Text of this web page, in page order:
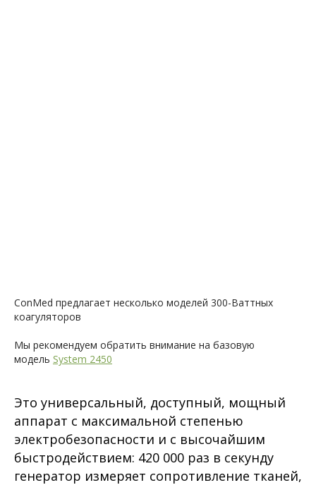
ConMed предлагает несколько моделей 300-Ваттных
коагуляторов
Мы рекомендуем обратить внимание на базовую
модель System 2450
Это универсальный, доступный, мощный
аппарат с максимальной степенью
электробезопасности и с высочайшим
быстродействием: 420 000 раз в секунду
генератор измеряет сопротивление тканей,